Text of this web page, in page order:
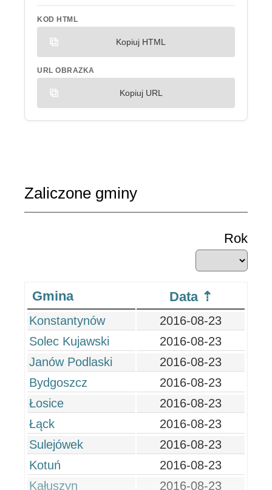
KOD HTML
Kopiuj HTML
URL OBRAZKA
Kopiuj URL
Zaliczone gminy
Rok
Gmina Data
Konstantynów
2016-08-23
Solec Kujawski
2016-08-23
Janów Podlaski
2016-08-23
Bydgoszcz
2016-08-23
Łosice
2016-08-23
Łąck
2016-08-23
Sulejówek
2016-08-23
Kotuń
2016-08-23
Kałuszyn
2016-08-23